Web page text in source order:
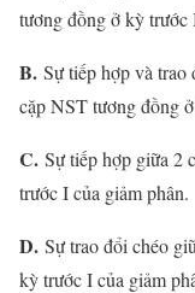
tương đồng ở kỳ trước
B. Sự tiếp hợp và trao
cặp NST tương đồng
C. Sự tiếp hợp giữa 2
trước I của giảm phân.
D. Sự trao đổi chéo
kỳ trước I của giảm